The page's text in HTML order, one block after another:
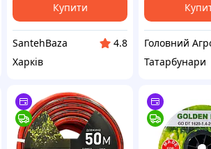
Купити
SantehBaza
4.8
Харків
Татарбунари